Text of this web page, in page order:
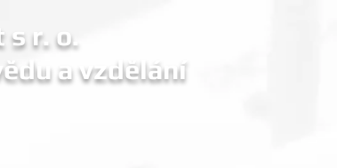
r. o.
a vzdělání